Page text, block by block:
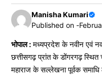
Manisha Kumari
Published on -
भोपाल :मध्यप्रदेश के नवीन एवं
छत्तीसगढ़ प्रांत के डोंगरगढ़ स्थित
महाराज के सल्लेखना पूर्वक